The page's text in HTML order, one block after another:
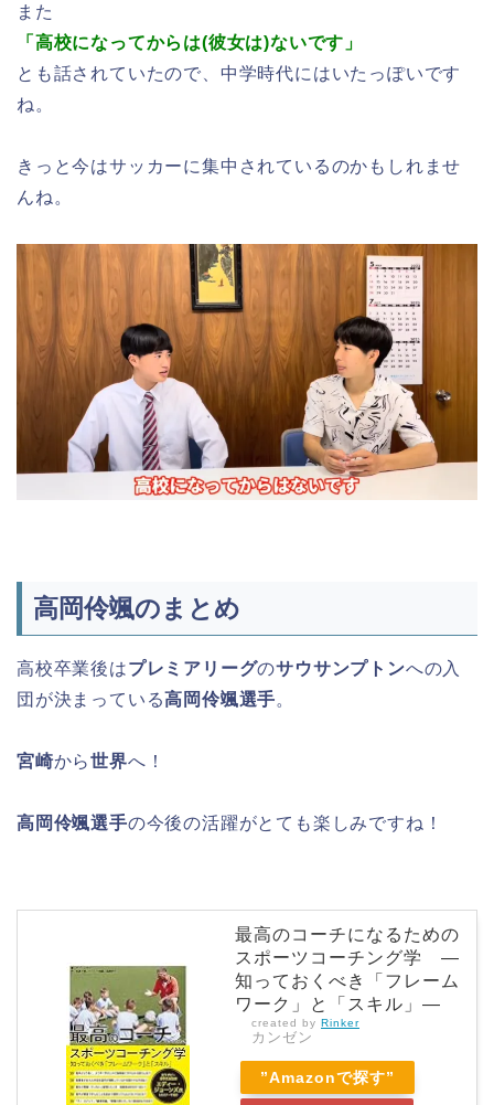
また
「高校になってからは(彼女は)ないです」
とも話されていたので、中学時代にはいたっぽいです
ね。
きっと今はサッカーに集中されているのかもしれませ
んね。
高岡伶颯のまとめ
高校卒業後はプレミアリーグのサウサンプトンへの入
団が決まっている高岡伶颯選手。
宮崎から世界へ！
高岡伶颯選手の今後の活躍がとても楽しみですね！
最高のコーチになるための
スポーツコーチング学 ―
知っておくべき「フレーム
ワーク」と「スキル」―
created by Rinker
カンゼン
”Amazonで探す”